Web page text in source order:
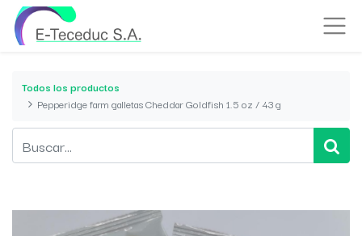
Todos los productos
Pepperidge farm galletas Cheddar Goldfish 1.5 oz / 43 g